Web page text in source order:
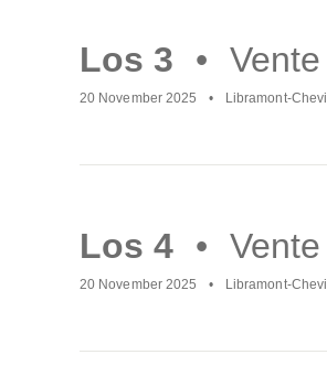
Los 3
20 November 2025 Libramont-
Los 4
20 November 2025 Libramont-